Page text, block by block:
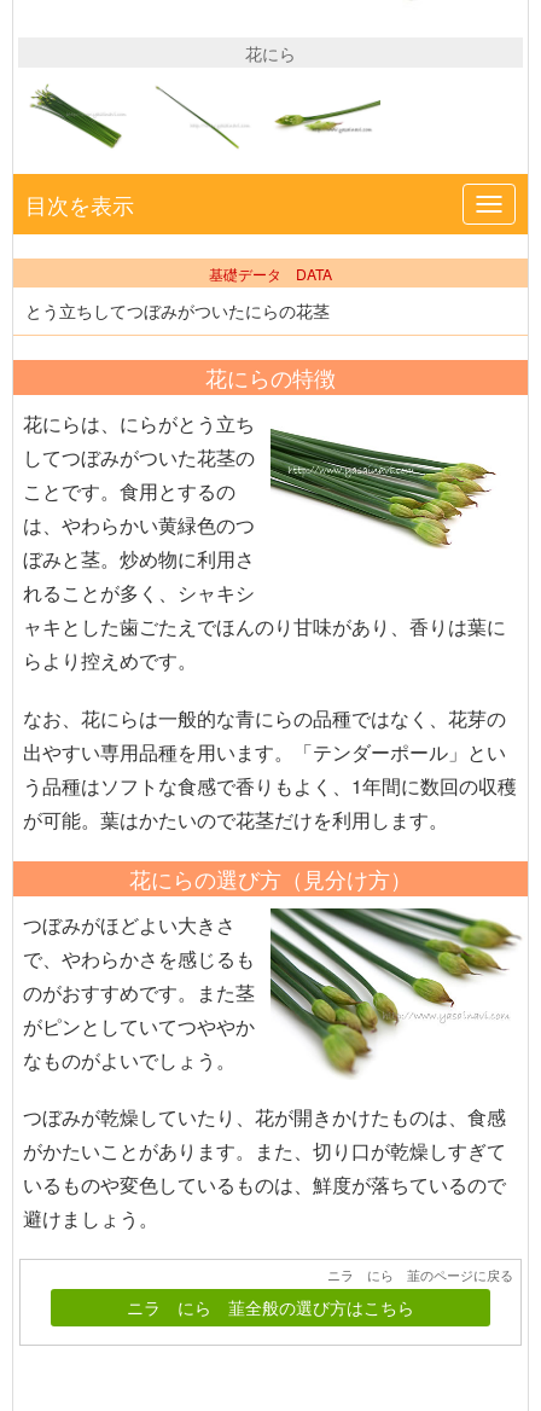
花にら
目次を表示
基礎データ DATA
とう立ちしてつぼみがついたにらの花茎
花にらの特徴
花にらは、にらがとう立ち
してつぼみがついた花茎の
ことです。食用とするの
は、やわらかい黄緑色のつ
ぼみと茎。炒め物に利用さ
れることが多く、シャキシ
ャキとした歯ごたえでほんのり甘味があり、香りは葉に
らより控えめです。
なお、花にらは一般的な青にらの品種ではなく、花芽の
出やすい専用品種を用います。「テンダーポール」とい
う品種はソフトな食感で香りもよく、1年間に数回の収穫
が可能。葉はかたいので花茎だけを利用します。
花にらの選び方（見分け方）
つぼみがほどよい大きさ
で、やわらかさを感じるも
のがおすすめです。また茎
がピンとしていてつややか
なものがよいでしょう。
つぼみが乾燥していたり、花が開きかけたものは、食感
がかたいことがあります。また、切り口が乾燥しすぎて
いるものや変色しているものは、鮮度が落ちているので
避けましょう。
ニラ にら 韮のページに戻る
ニラ にら 韮全般の選び方はこちら